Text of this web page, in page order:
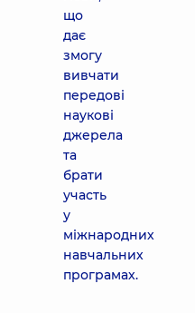
що
дає
змогу
вивчати
передові
наукові
джерела
та
брати
участь
у
міжнародних
навчальних
програмах.